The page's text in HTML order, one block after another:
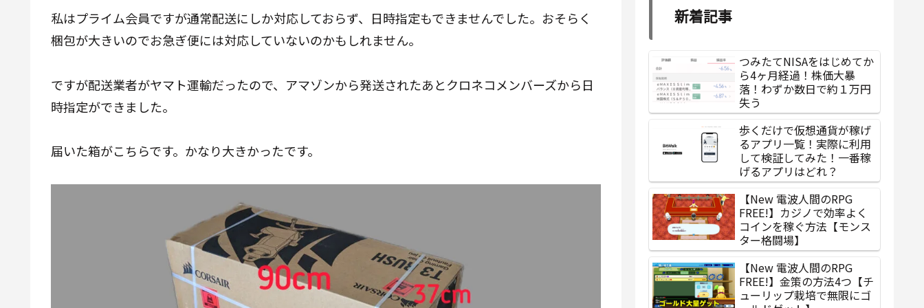
私はプライム会員ですが通常配送にしか対応しておらず、日時指定もできませんでした。おそらく
梱包が大きいのでお急ぎ便には対応していないのかもしれません。
ですが配送業者がヤマト運輸だったので、アマゾンから発送されたあとクロネコメンバーズから日
時指定ができました。
届いた箱がこちらです。かなり大きかったです。
新着記事
つみたてNISAをはじめてか
ら4ヶ月経過！株価大暴
落！わずか数日で約１万円
失う
歩くだけで仮想通貨が稼げ
るアプリ一覧！実際に利用
して検証してみた！一番稼
げるアプリはどれ？
【New 電波人間のRPG
FREE!】カジノで効率よく
コインを稼ぐ方法【モンス
ター格闘場】
【New 電波人間のRPG
FREE!】金策の方法4つ【チ
ューリップ栽培で無限にゴ